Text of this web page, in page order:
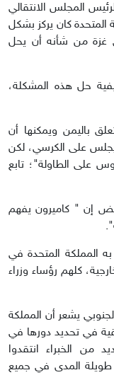
المجلس الانتقالي
المتحدة كان يركز بشكل
غزة من شأنه أن يحل
حل هذه المشكلة،
باليمن ويمكنها أن
يجلس على الكرسي، لكن
على الطاولة"؛ تابع
إن " كاميرون يفهم
به المملكة المتحدة في
كلهم رؤساء وزراء
يشعر أن المملكة
في تحديد دورها في
من الخبراء انتقدوا
طويلة المدى في جميع